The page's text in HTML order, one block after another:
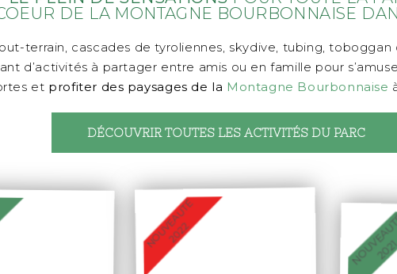
DE LA MONTAGNE BOURBONNAISE
terrain, cascades de tyroliennes, skydive, tubing, toboggan
d’activités à partager entre amis ou en famille pour
et profiter des paysages de la Montagne Bourbonnaise
DÉCOUVRIR TOUTES LES ACTIVITÉS DU PARC
NOUVEAUTÉ
2022